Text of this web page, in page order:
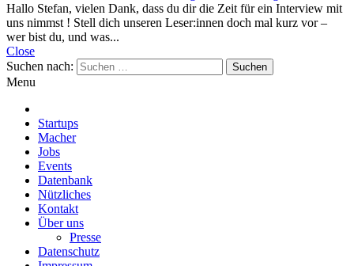
Hallo Stefan, vielen Dank, dass du dir die Zeit für ein Interview mit
uns nimmst ! Stell dich unseren Leser:innen doch mal kurz vor –
wer bist du, und was...
Close
Suchen nach:
Menu
Startups
Macher
Jobs
Events
Datenbank
Nützliches
Kontakt
Über uns
Presse
Datenschutz